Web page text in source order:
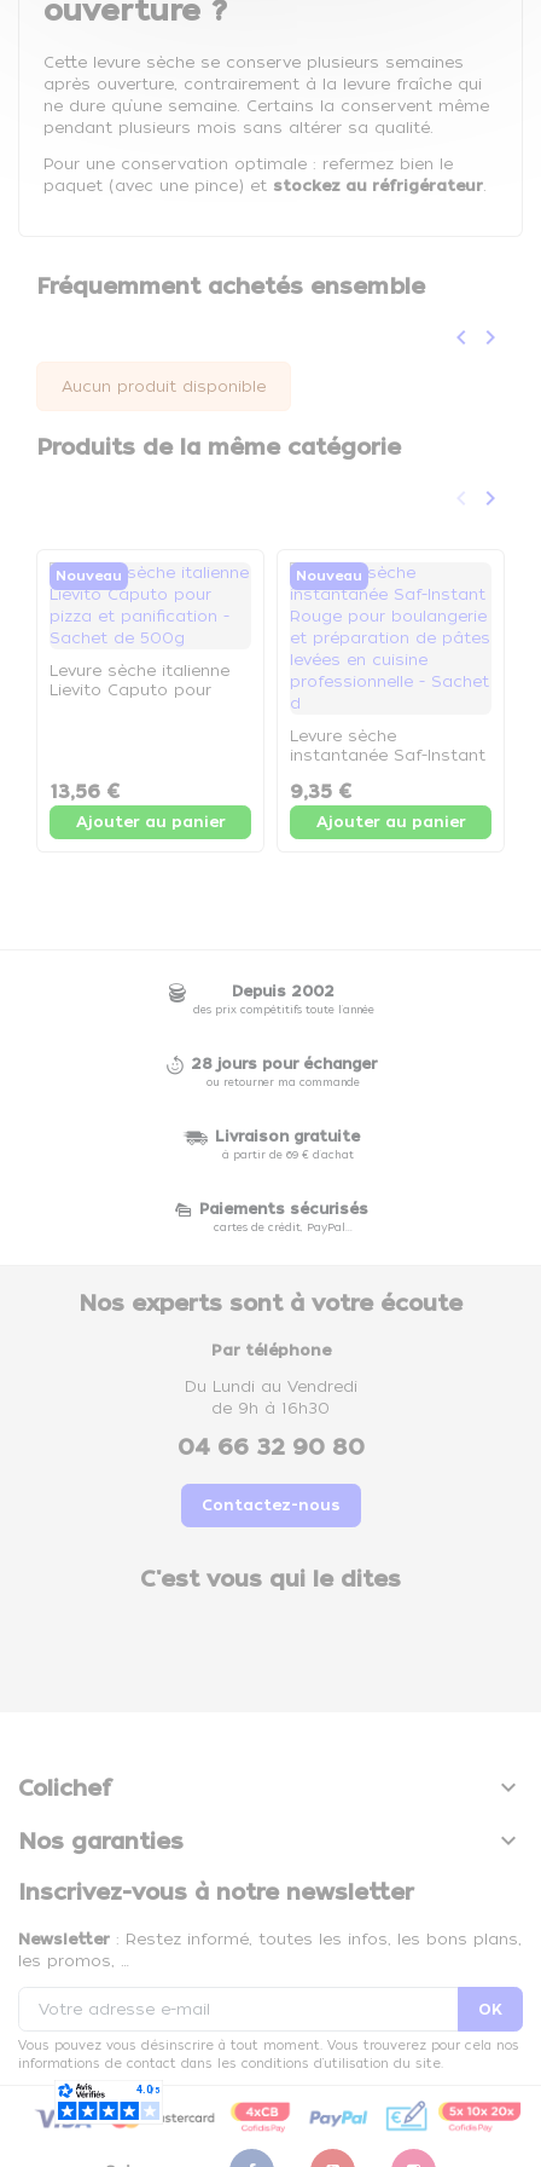
ouverture ?
Cette levure sèche se conserve plusieurs semaines
après ouverture, contrairement à la levure fraîche qui
ne dure qu’une semaine. Certains la conservent même
pendant plusieurs mois sans altérer sa qualité.
Pour une conservation optimale : refermez bien le
paquet (avec une pince) et stockez au réfrigérateur
Fréquemment achetés ensemble
Précédent
keyboard_arrow_left keyboard_arrow_right
Aucun produit disponible
Produits de la même catégorie
Précédent
keyboard_arrow_left keyboard_arrow_right
Nouveau
Levure sèche italienne
Lievito Caputo pour
13,56 €
Ajouter au panier
Nouveau
Levure sèche
instantanée Saf-Instant
et préparation de pâtes
levées en cuisine
professionnelle - Sachet
9,35 €
Ajouter au panier
Depuis 2002
des prix compétitifs toute l'année
28 jours pour échanger
ou retourner ma commande
Livraison gratuite
à partir de 69 € d'achat
Paiements sécurisés
cartes de crédit, PayPal...
Nos experts sont à votre écoute
Par téléphone
Du Lundi au Vendredi
de 9h à 16h30
04 66 32 90 80
Contactez-nous
C'est vous qui le dites
Colichef 
Nos garanties 
Inscrivez-vous à notre newsletter
Newsletter : Restez informé, toutes les infos, les bons plans,
les promos, …
Vous pouvez vous désinscrire à tout moment. Vous trouverez pour cela nos
informations de contact dans les conditions d'utilisation du site.